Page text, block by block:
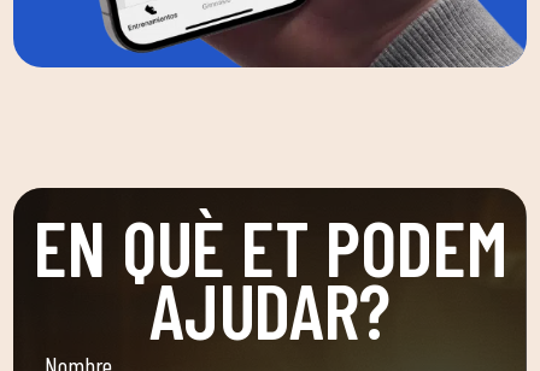
EN QUÈ ET PODEM
AJUDAR?